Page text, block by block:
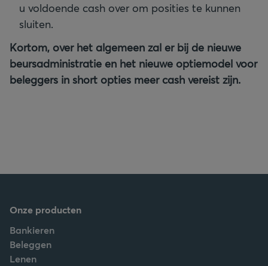
u voldoende cash over om posities te kunnen
sluiten.
Kortom, over het algemeen zal er bij de nieuwe
beursadministratie en het nieuwe optiemodel voor
beleggers in short opties meer cash vereist zijn.
Onze producten
Bankieren
Beleggen
Lenen